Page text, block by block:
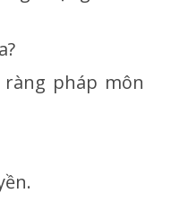
pháp môn